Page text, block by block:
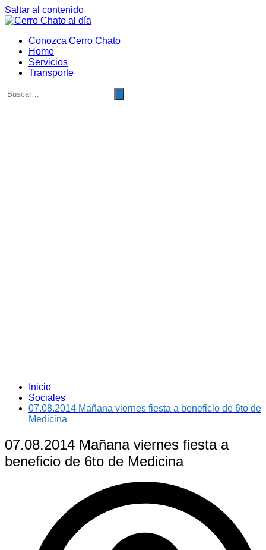
Saltar al contenido
Conozca Cerro Chato
Home
Servicios
Transporte
Inicio
Sociales
07.08.2014 Mañana viernes fiesta a beneficio de 6to de
Medicina
07.08.2014 Mañana viernes fiesta a
beneficio de 6to de Medicina